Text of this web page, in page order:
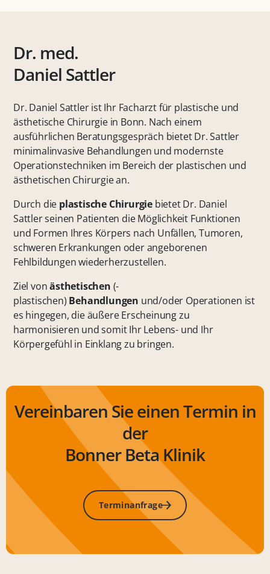
Dr. med.
Daniel Sattler
Dr. Daniel Sattler ist Ihr Facharzt für plastische und
ästhetische Chirurgie in Bonn. Nach einem
ausführlichen Beratungsgespräch bietet Dr. Sattler
minimalinvasive Behandlungen und modernste
Operationstechniken im Bereich der plastischen und
ästhetischen Chirurgie an.
Durch die plastische Chirurgie bietet Dr. Daniel
Sattler seinen Patienten die Möglichkeit Funktionen
und Formen Ihres Körpers nach Unfällen, Tumoren,
schweren Erkrankungen oder angeborenen
Fehlbildungen wiederherzustellen.
Ziel vonästhetischen (-
plastischen) Behandlungen und/oder Operationen ist
es hingegen, die äußere Erscheinung zu
harmonisieren und somit Ihr Lebens- und Ihr
Körpergefühl in Einklang zu bringen.
Vereinbaren Sie einen Termin in
der
Bonner Beta Klinik
Terminanfrage